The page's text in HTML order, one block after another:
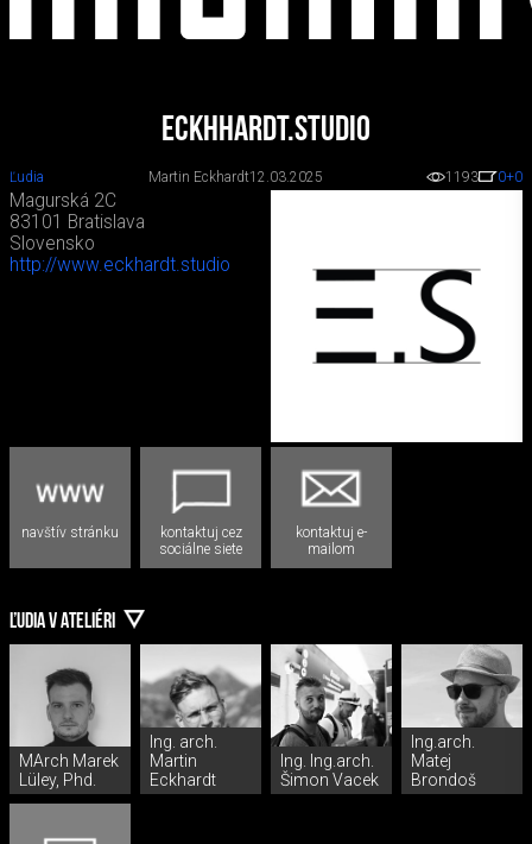
eckhhardt.studio
Ľudia Martin Eckhardt12.03.2025 1193 0+0
Magurská 2C
83101 Bratislava
Slovensko
http://www.eckhardt.studio
navštív stránku
kontaktuj cez
sociálne siete
kontaktuj e-
mailom
ĽUDIA V ATELIÉRI
MArch Marek
Lüley, Phd.
Ing. arch.
Martin
Eckhardt
Ing. Ing.arch.
Šimon Vacek
Ing.arch.
Matej
Brondoš